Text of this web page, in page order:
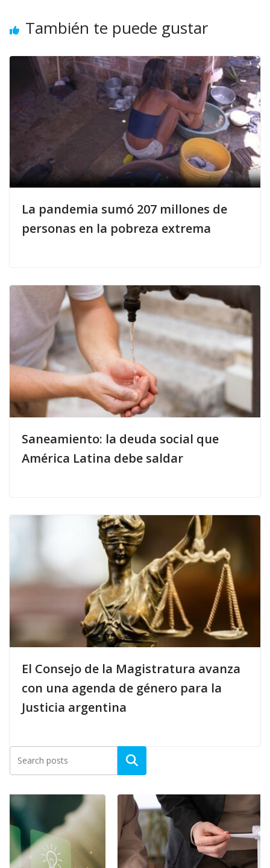
También te puede gustar
La pandemia sumó 207 millones de
personas en la pobreza extrema
Saneamiento: la deuda social que
América Latina debe saldar
El Consejo de la Magistratura avanza
con una agenda de género para la
Justicia argentina